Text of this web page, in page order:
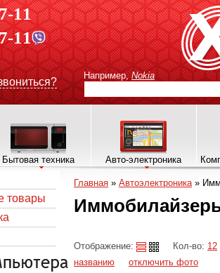
11
11
Например, Nokia
Бытовая техника Авто-электроника
товары
Главная » Автоэлектроника»
Отображение: Кол-во: 12
названию
отключить фото